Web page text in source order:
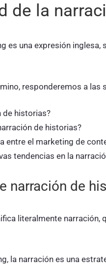
de la
es una expresión
responderemos a las
de historias?
de historias?
entre el marketing de
tendencias en la
narración de
literalmente
la narración es una